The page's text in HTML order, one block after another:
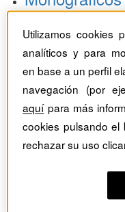
Dossieres
Revistas del
Utilizamos cookies
analíticos y para
en base a un perfil
navegación (por
aquípara más
cookies pulsando el
rechazar su uso